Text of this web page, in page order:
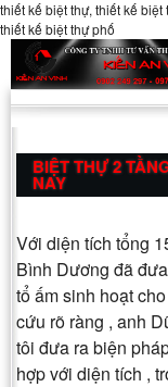
thiết kế biệt thự, thiết kế
thiết kế biệt thự phố
BIỆT THỰ 2
NAY
Với diện tích tổng
Bình Dương đã
tổ ấm sinh hoạt
cứu rõ ràng , anh
tôi đưa ra biện
hợp với diện tích ,